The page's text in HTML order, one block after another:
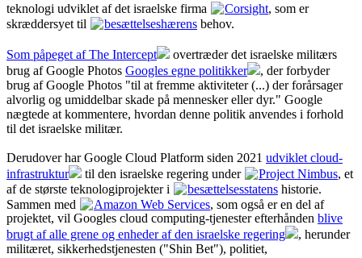
teknologi udviklet af det israelske firma
Corsight, som er
skræddersyet til
besættelseshærens behov.
Som påpeget af The Intercept
overtræder det israelske militærs
brug af Google Photos Googles egne politikker
, der forbyder
brug af Google Photos "til at fremme aktiviteter (...) der forårsager
alvorlig og umiddelbar skade på mennesker eller dyr." Google
nægtede at kommentere, hvordan denne politik anvendes i forhold
til det israelske militær.
Derudover har Google Cloud Platform siden 2021 udviklet cloud-
infrastruktur
til den israelske regering under Project Nimbus, et
af de største teknologiprojekter i
besættelsesstatens historie.
Sammen med
Amazon Web Services , som også er en del af
projektet, vil Googles cloud computing-tjenester efterhånden blive
brugt af alle grene og enheder af den israelske regering
, herunder
militæret, sikkerhedstjenesten ("Shin Bet"), politiet,